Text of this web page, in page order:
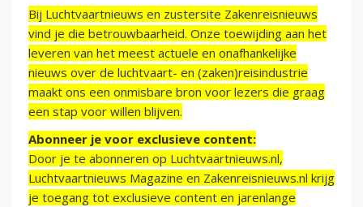
Bij Luchtvaartnieuws en zustersite Zakenreisnieuws
vind je die betrouwbaarheid. Onze toewijding aan het
leveren van het meest actuele en onafhankelijke
nieuws over de luchtvaart- en (zaken)reisindustrie
maakt ons een onmisbare bron voor lezers die graag
een stap voor willen blijven.
Abonneer je voor exclusieve content:
Door je te abonneren op Luchtvaartnieuws.nl,
Luchtvaartnieuws Magazine en Zakenreisnieuws.nl krijg
je toegang tot exclusieve content en jarenlange